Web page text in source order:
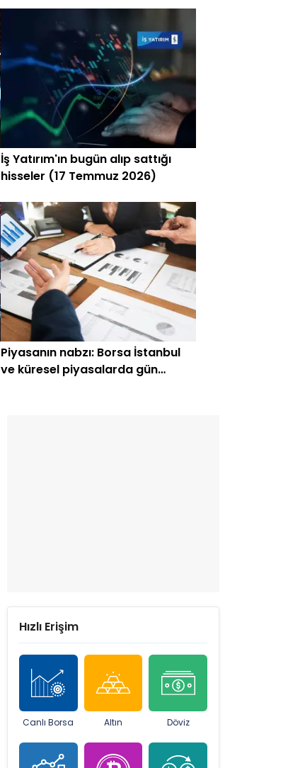
İş Yatırım'ın bugün alıp sattığı
hisseler (17 Temmuz 2026)
Piyasanın nabzı: Borsa İstanbul
ve küresel piyasalarda gün
Hızlı Erişim
Canlı Borsa Altın Döviz